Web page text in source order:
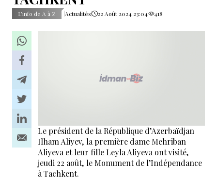
L’info de A à Z Actualités 22 Août 2024 23:04 418
Le président de la République d’Azerbaïdjan
Ilham Aliyev, la première dame Mehriban
Aliyeva et leur fille Leyla Aliyeva ont visité,
jeudi 22 août, le Monument de l’Indépendance
à Tachkent.